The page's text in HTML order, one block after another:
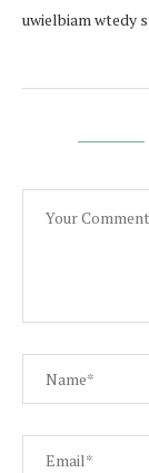
uwielbiam wtedy